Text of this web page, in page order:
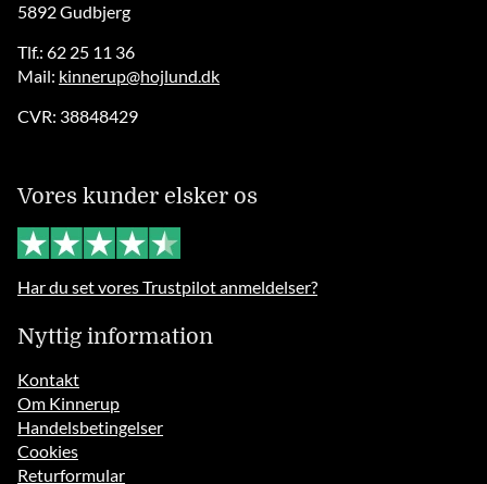
5892 Gudbjerg
Tlf.: 62 25 11 36
Mail: kinnerup@hojlund.dk
CVR: 38848429
Vores kunder elsker os
Har du set vores Trustpilot anmeldelser?
Nyttig information
Kontakt
Om Kinnerup
Handelsbetingelser
Cookies
Returformular